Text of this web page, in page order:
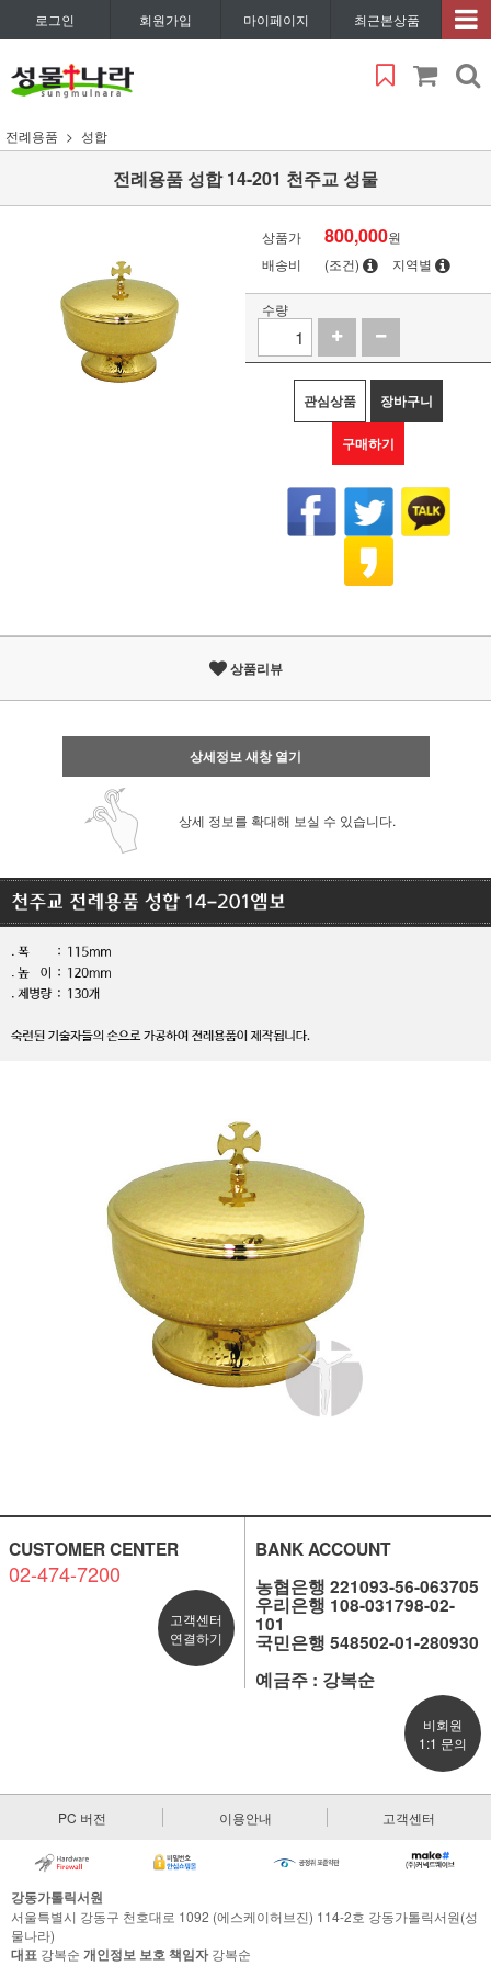
로그인 회원가입 마이페이지 최근본상품
전례용품 성합
전례용품 성합 14-201 천주교 성물
상품가 800,000원
배송비
(조건) 지역별
수량
관심상품 장바구니
구매하기
상품리뷰
상세정보 새창 열기
상세 정보를 확대해 보실 수 있습니다.
CUSTOMER CENTER
02-474-7200
고객센터
연결하기
BANK ACCOUNT
농협은행 221093-56-063705
우리은행 108-031798-02-
101
국민은행 548502-01-280930
예금주 : 강복순
비회원
1:1 문의
PC 버전 이용안내 고객센터
강동가톨릭서원
서울특별시 강동구 천호대로 1092 (에스케이허브진) 114-2호 강동가톨릭서원(성
물나라)
대표 강복순 개인정보 보호 책임자강복순